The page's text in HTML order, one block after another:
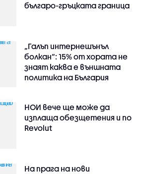
българо-гръцката граница
„Галъп интернешънъл
болкан“: 15% от хората не
знаят каква е външната
политика на България
НОИ вече ще може да
изплаща обезщетения и по
Revolut
На прага на нови